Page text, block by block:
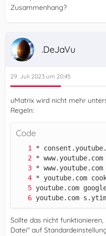
Zusammenhang?
.DeJaVu
29. Juli 2023 um 20:45
uMatrix wird nicht mehr
Regeln:
Code
youtube.com
Sollte das nicht
Datei" auf